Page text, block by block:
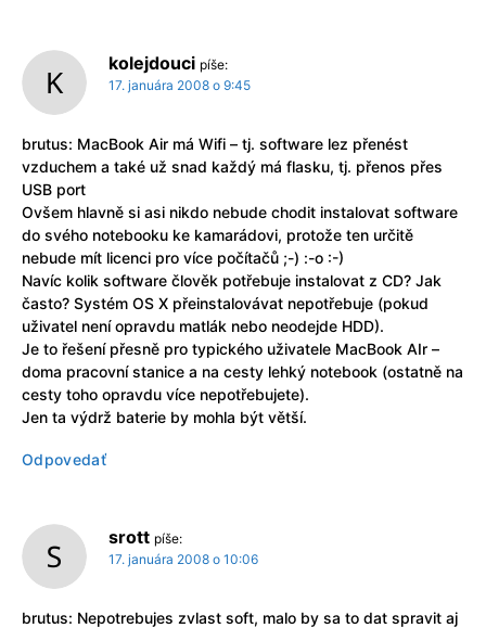
kolejdouci píše:
17. januára 2008 o 9:45
brutus: MacBook Air má Wifi – tj. software lez přenést
vzduchem a také už snad každý má flasku, tj. přenos přes
USB port
Ovšem hlavně si asi nikdo nebude chodit instalovat software
do svého notebooku ke kamarádovi, protože ten určitě
nebude mít licenci pro více počítačů ;-) :-o :-)
Navíc kolik software člověk potřebuje instalovat z CD? Jak
často? Systém OS X přeinstalovávat nepotřebuje (pokud
uživatel není opravdu matlák nebo neodejde HDD).
Je to řešení přesně pro typického uživatele MacBook AIr –
doma pracovní stanice a na cesty lehký notebook (ostatně na
cesty toho opravdu více nepotřebujete).
Jen ta výdrž baterie by mohla být větší.
Odpovedať
srott píše:
17. januára 2008 o 10:06
brutus: Nepotrebujes zvlast soft, malo by sa to dat spravit aj